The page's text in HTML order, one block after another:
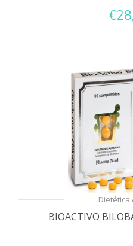
Dietética
BIOACTIVO